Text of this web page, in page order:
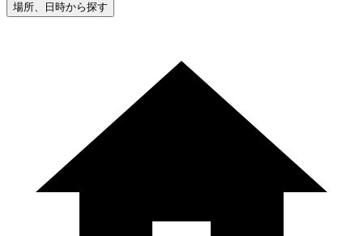
場所、日時から探す